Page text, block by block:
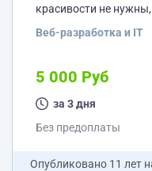
красивости не
посмотреть как все
элементы для
редактирования.
нужно, все будет в ТЗ. Если выполните хорошо эту
заказы....
Веб-разработка и IT
5 000 Руб
за 3 дня
Без предоплаты
Опубликовано 11 лет